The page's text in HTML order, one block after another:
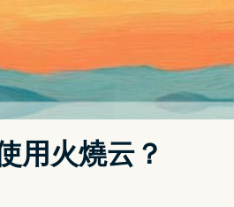
必买产品 绝不能错过